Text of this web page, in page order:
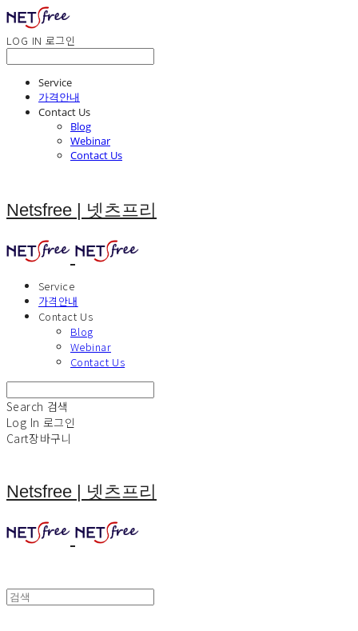
LOG IN 로그인
Service
가격안내
Contact Us
Blog
Webinar
Contact Us
Netsfree | 넷츠프리
Service
가격안내
Contact Us
Blog
Webinar
Contact Us
Search 검색
Log In 로그인
Cart장바구니
Netsfree | 넷츠프리